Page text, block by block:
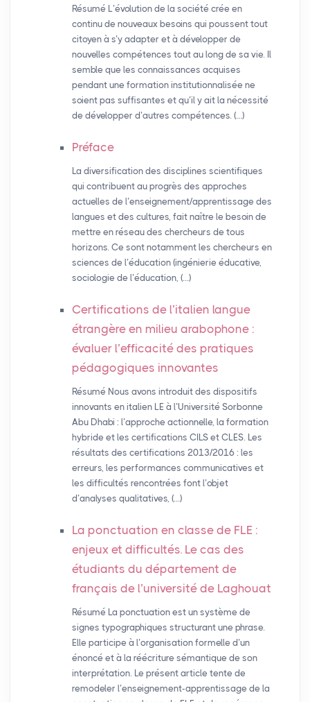
Résumé L’évolution de la société crée en
continu de nouveaux besoins qui poussent tout
citoyen à s’y adapter et à développer de
nouvelles compétences tout au long de sa vie. Il
semble que les connaissances acquises
pendant une formation institutionnalisée ne
soient pas suffisantes et qu’il y ait la nécessité
de développer d’autres compétences. (…)
Préface
La diversification des disciplines scientifiques
qui contribuent au progrès des approches
actuelles de l’enseignement/apprentissage des
langues et des cultures, fait naître le besoin de
mettre en réseau des chercheurs de tous
horizons. Ce sont notamment les chercheurs en
sciences de l’éducation (ingénierie éducative,
sociologie de l’éducation, (…)
Certifications de l’italien langue
étrangère en milieu arabophone :
évaluer l’efficacité des pratiques
pédagogiques innovantes
Résumé Nous avons introduit des dispositifs
innovants en italien LE à l’Université Sorbonne
Abu Dhabi : l’approche actionnelle, la formation
hybride et les certifications CILS et CLES. Les
résultats des certifications 2013/2016 : les
erreurs, les performances communicatives et
les difficultés rencontrées font l’objet
d’analyses qualitatives, (…)
La ponctuation en classe de FLE :
enjeux et difficultés. Le cas des
étudiants du département de
français de l’université de Laghouat
Résumé La ponctuation est un système de
signes typographiques structurant une phrase.
Elle participe à l’organisation formelle d’un
énoncé et à la réécriture sémantique de son
interprétation. Le présent article tente de
remodeler l’enseignement-apprentissage de la